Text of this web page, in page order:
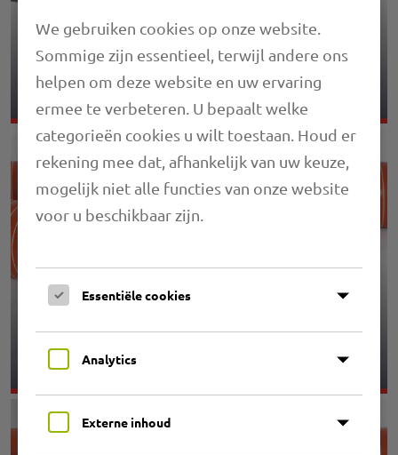
3.10 PRIMAFLEX UNI M3 P
3.11 PRIMAFLEX UNI V9
We gebruiken cookies op onze website.
Sommige zijn essentieel, terwijl andere ons
helpen om deze website en uw ervaring
ermee te verbeteren. U bepaalt welke
categorieën cookies u wilt toestaan. Houd er
rekening mee dat, afhankelijk van uw keuze,
mogelijk niet alle functies van onze website
voor u beschikbaar zijn.
Essentiële cookies
Analytics
Externe inhoud